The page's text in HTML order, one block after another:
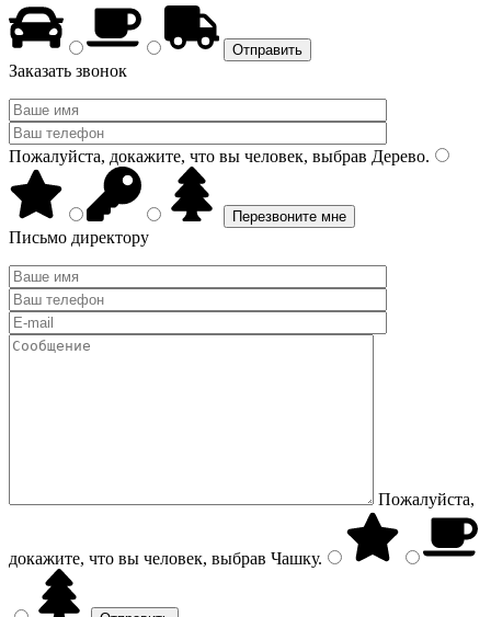
Заказать звонок
Пожалуйста, докажите, что вы человек, выбрав Дерево.
Письмо директору
Пожалуйста,
докажите, что вы человек, выбрав Чашку.